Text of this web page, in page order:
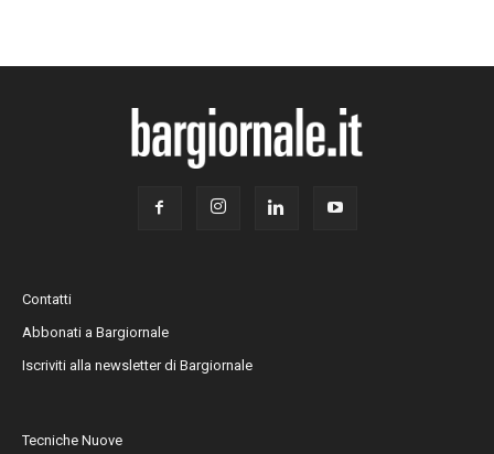
Contatti
Abbonati a Bargiornale
Iscriviti alla newsletter di Bargiornale
Tecniche Nuove